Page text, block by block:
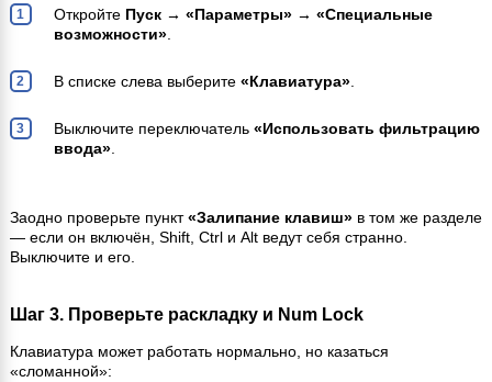
Откройте Пуск → «Параметры» → «Специальные
возможности».
В списке слева выберите «Клавиатура».
Выключите переключатель «Использовать фильтрацию
ввода».
Заодно проверьте пункт«Залипание клавиш»в том же разделе
— если он включён, Shift, Ctrl и Alt ведут себя странно.
Выключите и его.
Шаг 3. Проверьте раскладку и Num Lock
Клавиатура может работать нормально, но казаться
«сломанной»: